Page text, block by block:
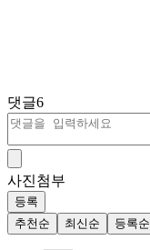
댓글6
사진첨부
등록
추천순
최신순 등록순